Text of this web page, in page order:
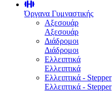
Όργανα Γυμναστικής
Αξεσουάρ
Αξεσουάρ
Διάδρομοι
Διάδρομοι
Ελλειπτικά
Ελλειπτικά
Ελλειπτικά - Stepper
Ελλειπτικά - Stepper